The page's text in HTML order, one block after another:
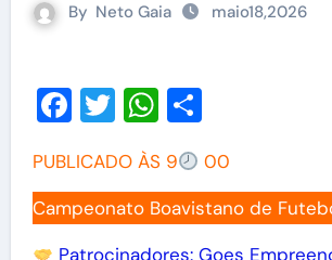
By Neto Gaia maio18,2026
Facebook
TwitterWhatsApp
Share
PUBLICADO ÀS 9
00
Campeonato Boavistano de
Patrocinadores: Goes